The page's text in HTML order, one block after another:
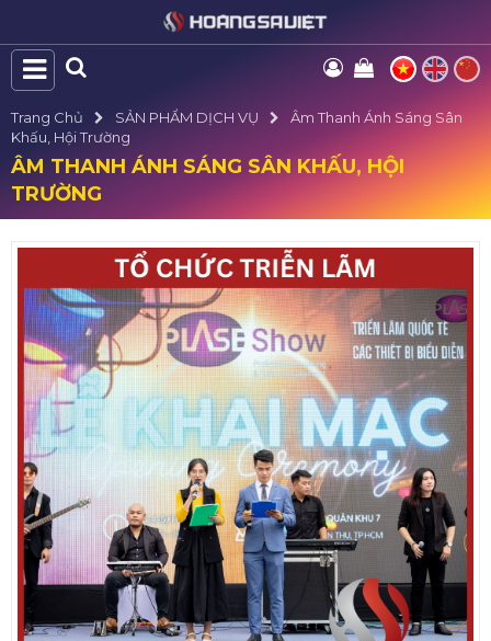
Trang Chủ SẢN PHẨM DỊCH VỤ
Âm Thanh Ánh Sáng Sân
Khấu, Hội Trường
ÂM THANH ÁNH SÁNG SÂN KHẤU, HỘI
TRƯỜNG